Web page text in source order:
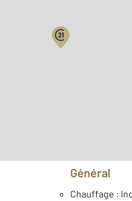
Général
Chauffage :